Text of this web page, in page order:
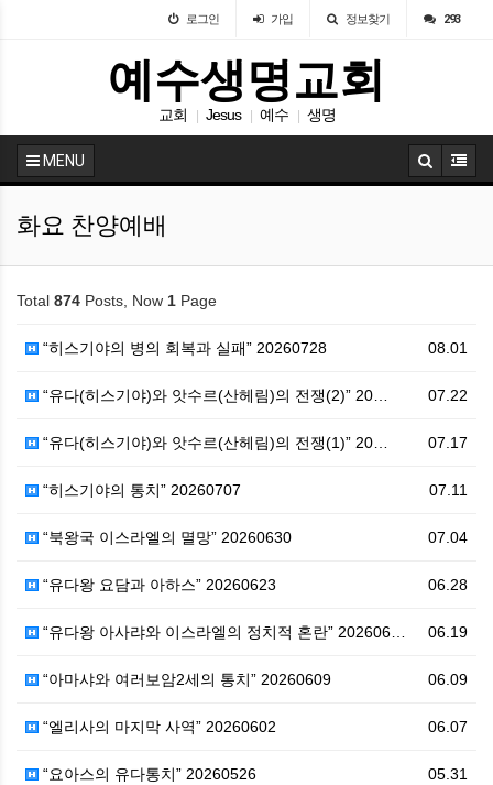
로그인 가입 정보찾기 293
예수생명교회
교회 Jesus 예수 생명
MENU
화요 찬양예배
Total 874 Posts, Now 1 Page
08.01
“히스기야의 병의 회복과 실패” 20260728
07.22
“유다(히스기야)와 앗수르(산헤림)의 전쟁(2)” 20…
07.17
“유다(히스기야)와 앗수르(산헤림)의 전쟁(1)” 20…
07.11
“히스기야의 통치” 20260707
07.04
“북왕국 이스라엘의 멸망” 20260630
06.28
“유다왕 요담과 아하스” 20260623
06.19
“유다왕 아사랴와 이스라엘의 정치적 혼란” 202606…
06.09
“아마샤와 여러보암2세의 통치” 20260609
06.07
“엘리사의 마지막 사역” 20260602
05.31
“요아스의 유다통치” 20260526